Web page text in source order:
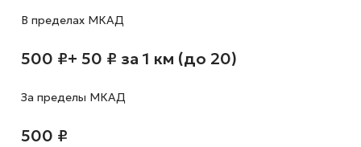
В пределах МКАД
500 ₽+ 50 ₽ за 1 км (до 20)
За пределы МКАД
500 ₽